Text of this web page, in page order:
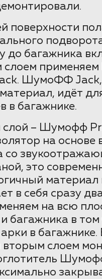
поверхности
до багажника
слоем
ШумоФФ Jack,
идёт
в багажнике.
слой – Шумофф
на основе
со
это
материал
в себя сразу
на всю
багажника в том
в багажнике.
вторым слоем